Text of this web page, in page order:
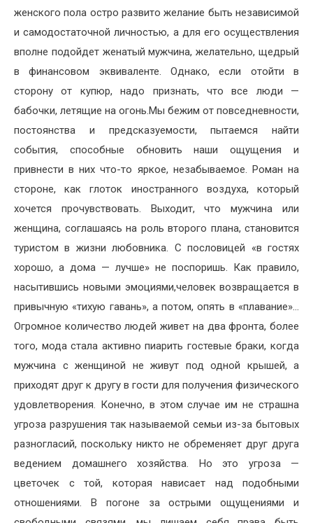
женского пола остро развито желание быть независимой
и самодостаточной личностью, а для его осуществления
вполне подойдет женатый мужчина, желательно, щедрый
в финансовом эквиваленте. Однако, если отойти в
сторону от купюр, надо признать, что все люди —
бабочки, летящие на огонь.Мы бежим от повседневности,
постоянства и предсказуемости, пытаемся найти
события, способные обновить наши ощущения и
привнести в них что-то яркое, незабываемое. Роман на
стороне, как глоток иностранного воздуха, который
хочется прочувствовать. Выходит, что мужчина или
женщина, соглашаясь на роль второго плана, становится
туристом в жизни любовника. С пословицей «в гостях
хорошо, а дома — лучше» не поспоришь. Как правило,
насытившись новыми эмоциями,человек возвращается в
привычную «тихую гавань», а потом, опять в «плавание»…
Огромное количество людей живет на два фронта, более
того, мода стала активно пиарить гостевые браки, когда
мужчина с женщиной не живут под одной крышей, а
приходят друг к другу в гости для получения физического
удовлетворения. Конечно, в этом случае им не страшна
угроза разрушения так называемой семьи из-за бытовых
разногласий, поскольку никто не обременяет друг друга
ведением домашнего хозяйства. Но это угроза —
цветочек с той, которая нависает над подобными
отношениями. В погоне за острыми ощущениями и